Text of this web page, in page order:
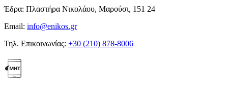
Έδρα: Πλαστήρα Νικολάου, Μαρούσι, 151 24
Email: info@enikos.gr
Τηλ. Επικοινωνίας: +30 (210) 878-8006